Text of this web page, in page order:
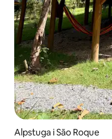
Alpstuga i São Roque